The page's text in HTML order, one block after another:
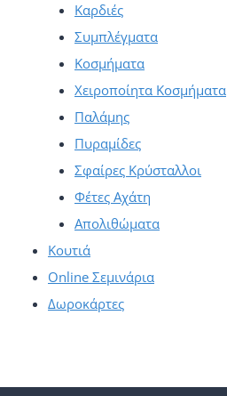
Καρδιές
Συμπλέγματα
Κοσμήματα
Χειροποίητα Κοσμήματα
Παλάμης
Πυραμίδες
Σφαίρες Κρύσταλλοι
Φέτες Αχάτη
Απολιθώματα
Κουτιά
Online Σεμινάρια
Δωροκάρτες